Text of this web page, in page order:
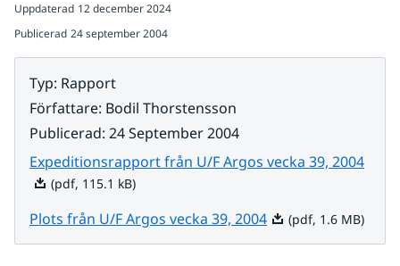
Uppdaterad 12 december 2024
Publicerad 24 september 2004
Typ: Rapport
Författare: Bodil Thorstensson
Publicerad: 24 September 2004
Expeditionsrapport från U/F Argos vecka 39, 2004Pdf,
(pdf, 115.1 kB)
Plots från U/F Argos vecka 39, 2004Pdf, 1.6 MB.
(pdf, 1.6 MB)